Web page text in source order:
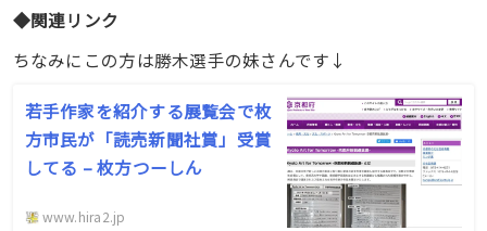
◆関連リンク
ちなみにこの方は勝木選手の妹さんです↓
若手作家を紹介する展覧会で枚
方市民が「読売新聞社賞」受賞
してる – 枚方つーしん
www.hira2.jp